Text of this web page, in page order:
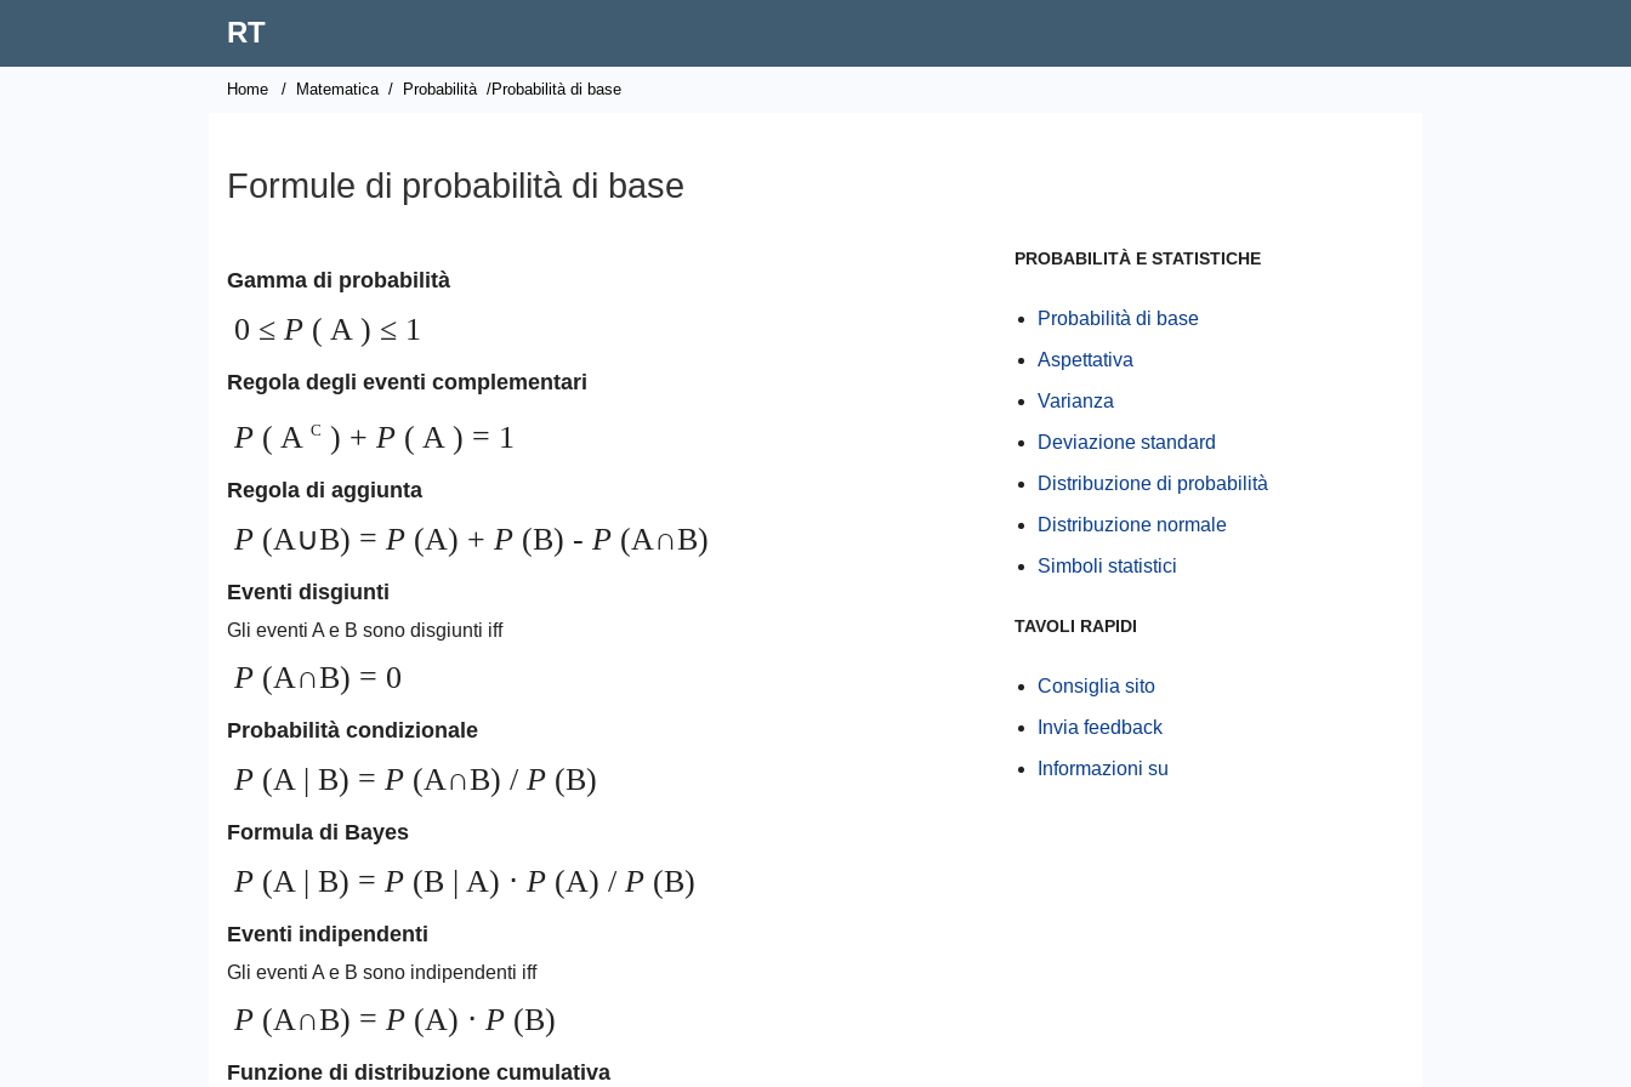
RT
Home / Matematica / Probabilità /Probabilità di base
Formule di probabilità di base
Gamma di probabilità
0 ≤ P ( A ) ≤ 1
Regola degli eventi complementari
P ( A C ) + P ( A ) = 1
Regola di aggiunta
P (A∪B) = P (A) + P (B) - P (A∩B)
Eventi disgiunti
Gli eventi A e B sono disgiunti iff
P (A∩B) = 0
Probabilità condizionale
P (A | B) = P (A∩B) / P (B)
Formula di Bayes
P (A | B) = P (B | A) ⋅ P (A) / P (B)
Eventi indipendenti
Gli eventi A e B sono indipendenti iff
P (A∩B) = P (A) ⋅ P (B)
Funzione di distribuzione cumulativa
PROBABILITÀ E STATISTICHE
Probabilità di base
Aspettativa
Varianza
Deviazione standard
Distribuzione di probabilità
Distribuzione normale
Simboli statistici
TAVOLI RAPIDI
Consiglia sito
Invia feedback
Informazioni su